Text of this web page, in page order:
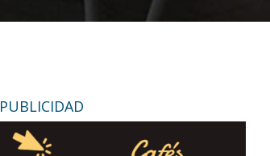
PUBLICIDAD